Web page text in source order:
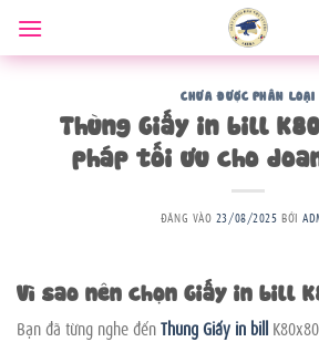
qua
nội
CHƯA ĐƯỢC PHÂN LOẠI
Thùng Giấy in bill
pháp tối ưu cho
ĐĂNG VÀO 23/08/2025 BỞI
Vì sao nên chọn Giấy in bill
Bạn đã từng nghe đếnThùng Giấy in bill